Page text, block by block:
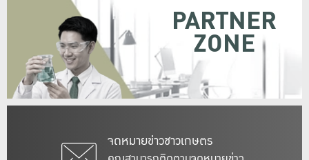
จดหมายข่าวชาวเกษตร
PARTNER
ZONE